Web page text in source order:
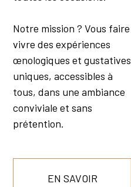
Notre mission ? Vous faire
vivre des expériences
œnologiques et gustatives
uniques, accessibles à
tous, dans une ambiance
conviviale et sans
prétention.
EN SAVOIR